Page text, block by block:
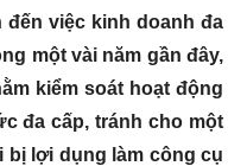
việc kinh doanh đa
một vài năm gần đây,
kiểm soát hoạt động
đa cấp, tránh cho một
bị lợi dụng làm công cụ